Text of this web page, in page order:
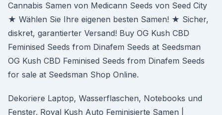
Cannabis Samen von Medicann Seeds von Seed City
★ Wählen Sie Ihre eigenen besten Samen! ★ Sicher,
diskret, garantierter Versand! Buy OG Kush CBD
Feminised Seeds from Dinafem Seeds at Seedsman
OG Kush CBD Feminised Seeds from Dinafem Seeds
for sale at Seedsman Shop Online.
Dekoriere Laptop, Wasserflaschen, Notebooks und
Fenster. Royal Kush Auto Feminisierte Samen |